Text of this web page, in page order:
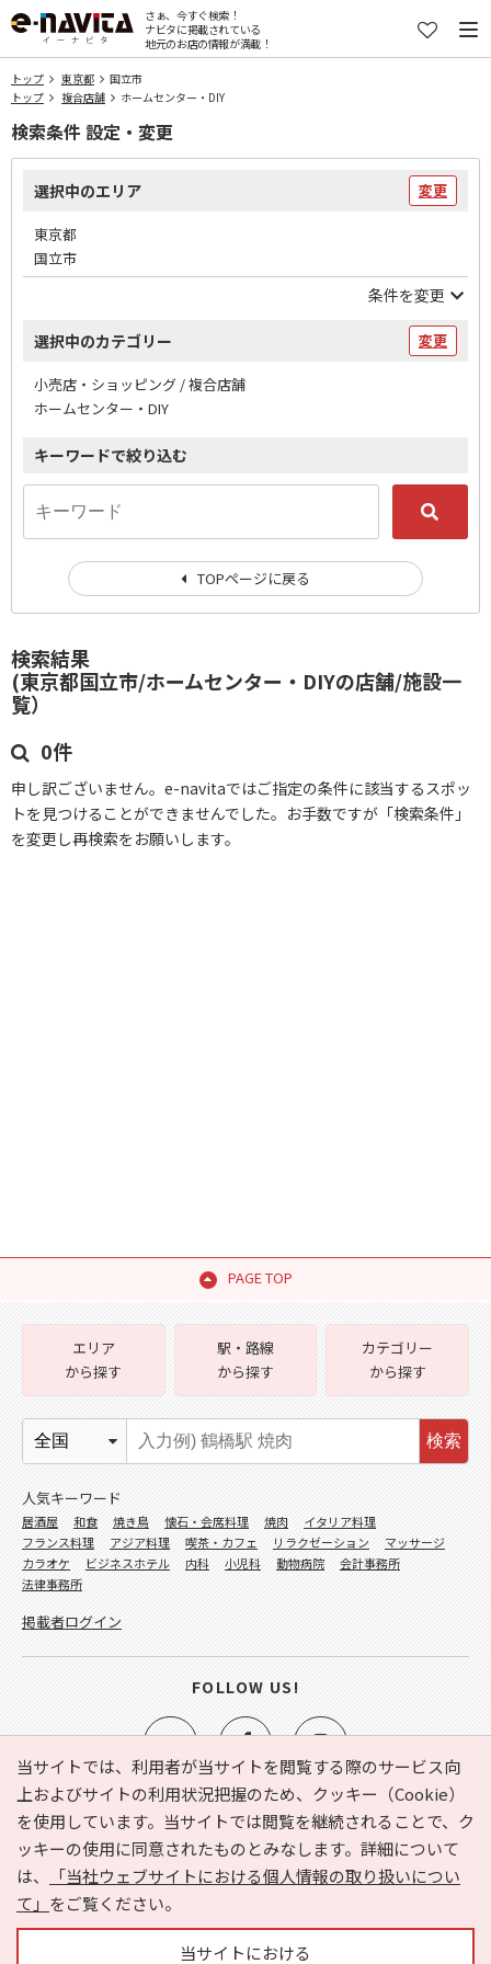
さぁ、今すぐ検索！
ナビタに掲載されている
地元のお店の情報が満載！
トップ 東京都
国立市
トップ
複合店舗 ホームセンター・DIY
検索結果
(東京都国立市/ホームセンター・DIYの店舗/施設一
覧）
0件
申し訳ございません。e-navitaではご指定の条件に該当するスポッ
トを見つけることができませんでした。お手数ですが「検索条件」
を変更し再検索をお願いします。
検索条件 設定・変更
選択中のエリア 変更
東京都
国立市
条件を変更
選択中のカテゴリー 変更
小売店・ショッピング / 複合店舗
ホームセンター・DIY
キーワードで絞り込む
TOPページに戻る
PAGE TOP
当サイトでは、利用者が当サイトを閲覧する際のサービス向
上およびサイトの利用状況把握のため、クッキー（Cookie）
を使用しています。当サイトでは閲覧を継続されることで、ク
ッキーの使用に同意されたものとみなします。詳細について
は、
「当社ウェブサイトにおける個人情報の取り扱いについ
て」 をご覧ください。
当サイトにおける
e-NAVITA（イーナビタ）とは？ お気に入り
ヘルプ
利用規約
個人情報の取り扱いについて
運営会社
サイトマップ
広告掲載に関するお問い合わせ
エリア
から探す
駅・路線
から探す
カテゴリー
から探す
検索
人気キーワード
居酒屋 和食 焼き鳥 懐石・会席料理 焼肉
イタリア料理
フランス料理
アジア料理 喫茶・カフェ リラクゼーション
マッサージ
カラオケ
ビジネスホテル 内科 小児科 動物病院
会計事務所
法律事務所
掲載者ログイン
FOLLOW US!